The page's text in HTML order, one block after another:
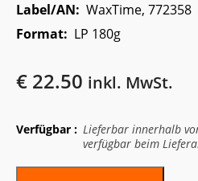
Label/AN: WaxTime, 772358
Format: LP 180g
€ 22.50 inkl. MwSt.
Verfügbar : Lieferbar innerhalb
verfügbar beim